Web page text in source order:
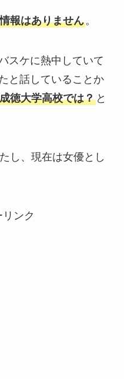
報はありません。
スケに熱中していて
と話していることか
徳大学高校では？と
し、現在は女優とし
ンク